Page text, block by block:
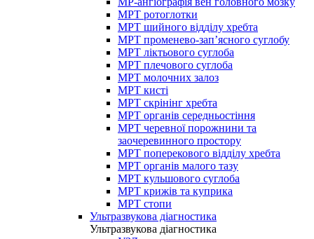
МРТ ротоглотки
МРТ шийного відділу хребта
МРТ променево-зап’ясного суглобу
МРТ ліктьового суглоба
МРТ плечового суглоба
МРТ молочних залоз
МРТ кисті
МРТ скрінінг хребта
МРТ органів середньостіння
МРТ черевної порожнини та
заочеревинного простору
МРТ поперекового відділу хребта
МРТ органів малого тазу
МРТ кульшового суглоба
МРТ крижів та куприка
МРТ стопи
Ультразвукова діагностика
Ультразвукова діагностика